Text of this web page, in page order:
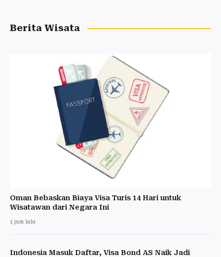
Berita Wisata
Oman Bebaskan Biaya Visa Turis 14 Hari untuk
Wisatawan dari Negara Ini
1 jam lalu
Indonesia Masuk Daftar, Visa Bond AS Naik Jadi